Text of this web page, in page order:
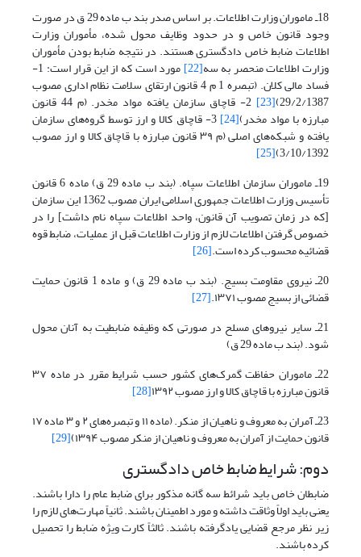
18ـ ماموران وزارت اطلاعات. بر اساس صدر بند ب ماده 29 ق در صورت
وجود قانون خاص و در حدود وظایف محول شده، مأموران وزارت
اطلاعات ضابط خاص دادگستری هستند. در نتیجه ضابط بودن مأموران
وزارت اطلاعات منحصر به سه[22] مورد است که از این قرار است: 1-
فساد مالی کلان. (تبصره 1 م 4 قانون ارتقای سلامت نظام اداری مصوب
29/2/1387)
[23] 2- قاچاق سازمان یافته مواد مخدر. (م 44 قانون
مبارزه با مواد مخدر)[24] 3- قاچاق کالا و ارز توسط گروه‌های سازمان
یافته و شبکه‌های اصلی (م ۳۹ قانون مبارزه با قاچاق کالا و ارز مصوب
3/10/1392)
[25]
19ـ ماموران سازمان اطلاعات سپاه. (بند ب ماده 29 ق) ماده 6 قانون
تأسیس وزارت اطلاعات جمهوری اسلامی ایران مصوب 1362 این سازمان
[که در زمان تصویب آن قانون، واحد اطلاعات سپاه نام داشت] را در
خصوص گرفتن اطلاعات لازم از وزارت اطلاعات قبل از عملیات، ضابط قوه
قضائیه محسوب کرده است.[26]
20ـ نیروی مقاومت بسیج. (بند ب ماده 29 ق) و ماده 1 قانون حمایت
قضائی از بسیج مصوب ۱۳۷۱.
[27]
21ـ سایر نیروهای مسلح در صورتی که وظیفه ضابطیت به آنان محول
شود. (بند ب ماده 29 ق)
22ـ ماموران حفاظت گمرک‌های کشور حسب شرایط مقرر در ماده ۳۷
قانون مبارزه با قاچاق کالا و ارز مصوب ۱۳۹۲
[28]
23ـ آمران به معروف و ناهیان از منکر. (ماده ۱۱ و تبصره‌های ۲ و ۳ ماده ۱۷
قانون حمایت از آمران به معروف و ناهیان از منکر مصوب ۱۳۹۴) [29]
دوم: شرایط ضابط خاص دادگستری
ضابطان خاص باید شرائط سه گانه مذکور برای ضابط عام را دارا باشند.
یعنی باید اولاً وثاقت داشته و مورد اطمینان باشند. ثانیاً مهارت‌های لازم را
زیر نظر مرجع قضایی یادگرفته باشند. ثالثاً کارت ویژه ضابط را تحصیل
کرده باشند.